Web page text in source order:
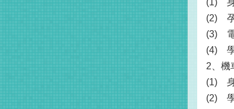
(1)
(2)
(3)
(4)
2、機
(1)
(2)